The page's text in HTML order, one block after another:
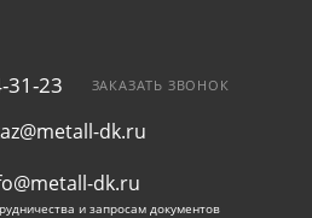
31-23 ЗАКАЗАТЬ ЗВОНОК
dk.ru
dk.ru
и запросам документов